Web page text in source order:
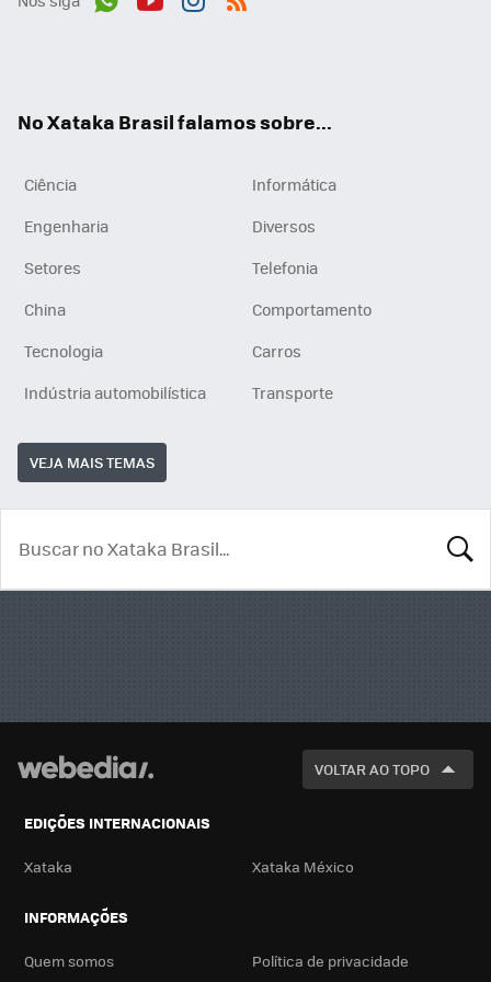
No Xataka Brasil falamos sobre...
Ciência
Informática
Engenharia
Diversos
Setores
Telefonia
China
Comportamento
Tecnologia
Carros
Indústria automobilística
Transporte
VEJA MAIS TEMAS
VOLTAR AO TOPO
EDIÇÕES INTERNACIONAIS
Xataka Xataka México
INFORMAÇÕES
Quem somos Política de privacidade